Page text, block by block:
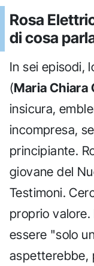
Rosa
di cosa
In sei episodi,
(Maria Chiara
insicura,
incompresa,
principiante.
giovane del
Testimoni.
proprio
essere "solo
aspetterebbe,